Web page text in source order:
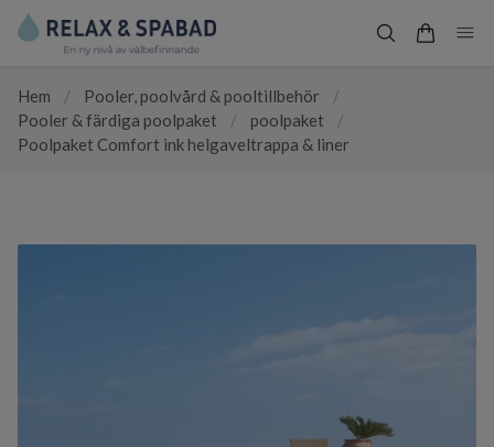
Hem / Pooler, poolvård & pooltillbehör
/
Pooler & färdiga poolpaket
/ poolpaket
/
Poolpaket Comfort ink helgaveltrappa & liner